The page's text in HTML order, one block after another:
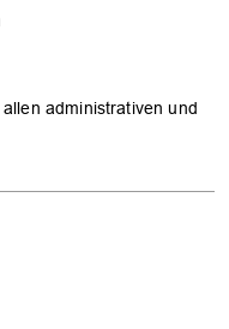
administrativen und